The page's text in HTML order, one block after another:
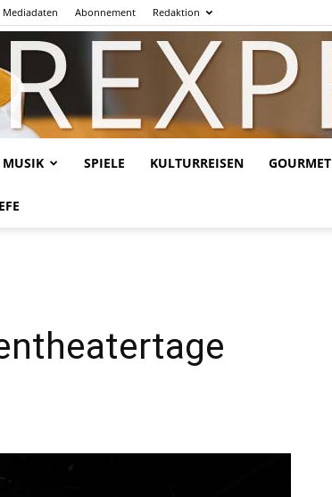
Mediadaten Abonnement Redaktion
MUSIK SPIELE KULTURREISEN GOURMET